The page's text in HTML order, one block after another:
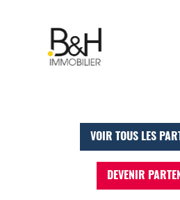
VOIR TOUS LES
DEVENIR